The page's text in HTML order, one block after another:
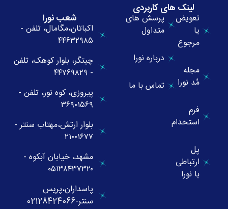
لینک های کاربردی
تعویض
یا
مرجوع
مجله
مُد نورا
فرم
استخدام
پل
ارتباطی
با نورا
پرسش های
متداول
درباره نورا
تماس با ما
شعب نورا
اکباتان،مگامال، تلفن -
۴۴۶۳۲۹۸۵
چیتگر، بلوار کوهک، تلفن
- ۴۴۷۶۹۸۲۹
پیروزی، کوه نور، تلفن -
۳۶۹۰۱۵۶۹
بلوار ارتش،مهتاب سنتر -
۲۱۰۰۱۶۷۷
مشهد، خیابان آبکوه -
۰۵۱۳۸۴۳۷۳۲۰
پاسداران،پریس
سنتر-02128424066